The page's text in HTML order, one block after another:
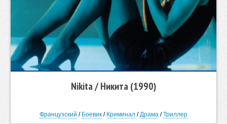
Nikita / Никита (1990)
Французский / Боевик / Криминал /Драма /Триллер